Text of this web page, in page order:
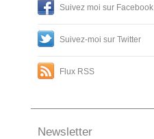
Suivez moi sur Facebook
Suivez-moi sur Twitter
Flux RSS
Newsletter